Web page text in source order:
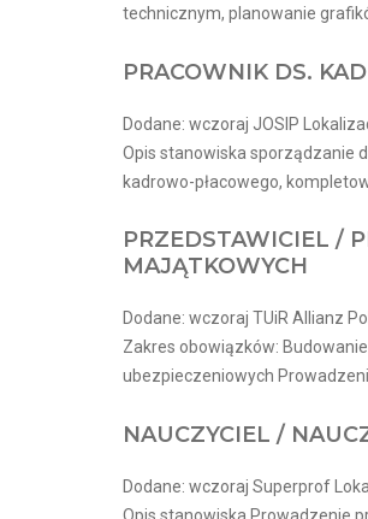
technicznym, planowanie
PRACOWNIK DS.
Dodane: wczoraj JOSIP
Opis stanowiska sporządzanie
kadrowo-płacowego,
PRZEDSTAWICIEL /
MAJĄTKOWYCH
Dodane: wczoraj TUiR Allianz
Zakres obowiązków:
ubezpieczeniowych
NAUCZYCIEL /
Dodane: wczoraj Superprof